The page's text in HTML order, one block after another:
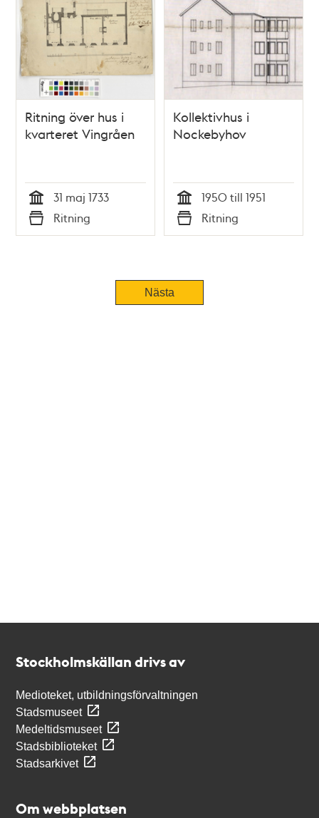
Ritning över hus i
kvarteret Vingråen
Tid
31 maj 1733
Typ
Ritning
Kollektivhus i
Nockebyhov
Tid
1950 till 1951
Typ
Ritning
Nästa
Stockholmskällan drivs av
Medioteket, utbildningsförvaltningen
Stadsmuseet
Medeltidsmuseet
Stadsbiblioteket
Stadsarkivet
Om webbplatsen